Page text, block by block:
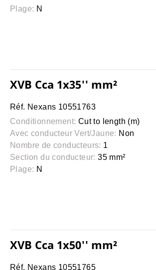
Plage: N
XVB Cca 1x35'' mm²
Réf. Nexans 10551763
Conditionnement: Cut to length (m)
Avec conducteur Vert/Jaune: Non
Nombre de conducteurs: 1
Section du conducteur: 35 mm²
Plage: N
XVB Cca 1x50'' mm²
Réf. Nexans 10551765